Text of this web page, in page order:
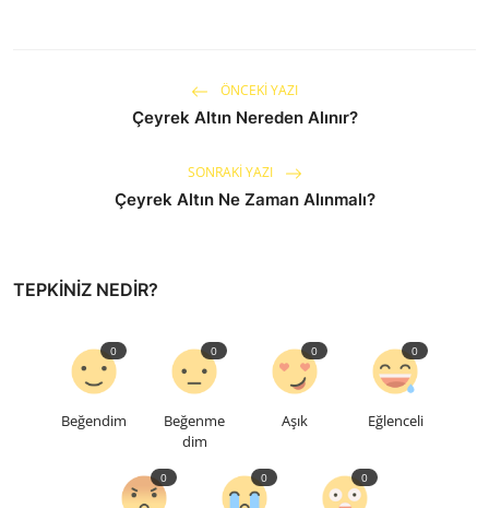
ÖNCEKI YAZI
Çeyrek Altın Nereden Alınır?
SONRAKI YAZI
Çeyrek Altın Ne Zaman Alınmalı?
TEPKINIZ NEDIR?
Beğendim
0
Beğenme
dim
0
Aşık
0
Eğlenceli
0
0 0 0